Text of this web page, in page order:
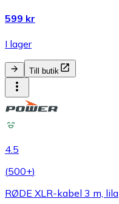
599 kr
I lager
Till butik
4.5
(500+)
RØDE XLR-kabel 3 m, lila